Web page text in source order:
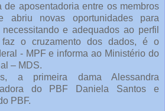
de aposentadoria entre os membros
abriu novas oportunidades para
e adequados ao perfil
faz o cruzamento dos dados, é o
- MPF e informa ao Ministério do
– MDS.
a primeira dama Alessandra
do PBF Daniela Santos e
PBF.